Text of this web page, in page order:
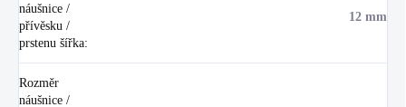
náušnice /
přívěsku /
prstenu šířka:
12 mm
Rozměr
náušnice /